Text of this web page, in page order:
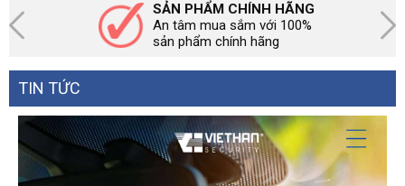
SẢN PHẨM CHÍNH HÃNG
An tâm mua sắm với 100%
sản phẩm chính hãng
TIN TỨC